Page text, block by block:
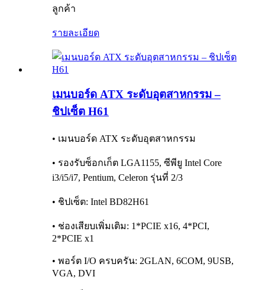
ลูกค้า
รายละเอียด
เมนบอร์ด ATX ระดับอุตสาหกรรม –
ชิปเซ็ต H61
• เมนบอร์ด ATX ระดับอุตสาหกรรม
• รองรับซ็อกเก็ต LGA1155, ซีพียู Intel Core
i3/i5/i7, Pentium, Celeron รุ่นที่ 2/3
• ชิปเซ็ต: Intel BD82H61
• ช่องเสียบเพิ่มเติม: 1*PCIE x16, 4*PCI,
2*PCIE x1
• พอร์ต I/O ครบครัน: 2GLAN, 6COM, 9USB,
VGA, DVI